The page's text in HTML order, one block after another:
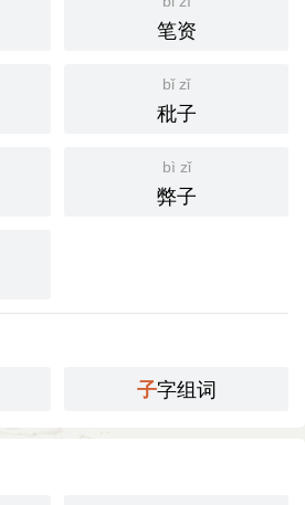
笔资
bǐ zǐ
秕子
bì zǐ
弊子
子字组词